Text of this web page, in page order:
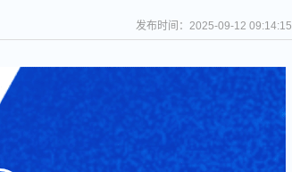
2025-09-12 09:14:15
发布时间：